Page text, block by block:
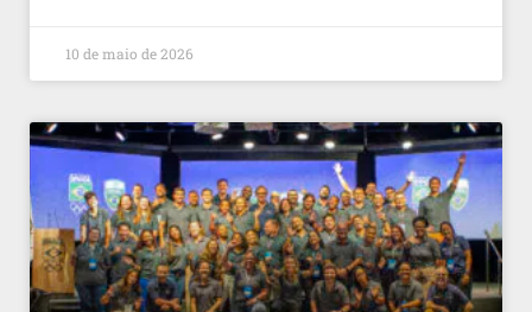
10 de maio de 2026